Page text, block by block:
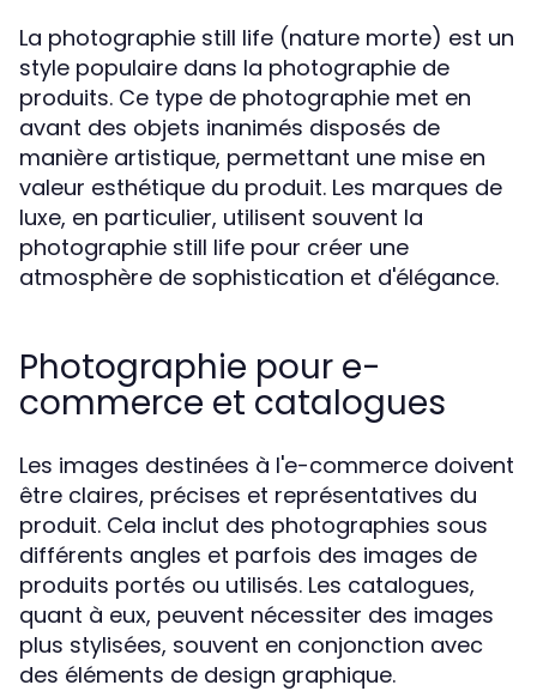
La photographie still life (nature morte) est un
style populaire dans la photographie de
produits. Ce type de photographie met en
avant des objets inanimés disposés de
manière artistique, permettant une mise en
valeur esthétique du produit. Les marques de
luxe, en particulier, utilisent souvent la
photographie still life pour créer une
atmosphère de sophistication et d'élégance.
Photographie pour e-
commerce et catalogues
Les images destinées à l'e-commerce doivent
être claires, précises et représentatives du
produit. Cela inclut des photographies sous
différents angles et parfois des images de
produits portés ou utilisés. Les catalogues,
quant à eux, peuvent nécessiter des images
plus stylisées, souvent en conjonction avec
des éléments de design graphique.